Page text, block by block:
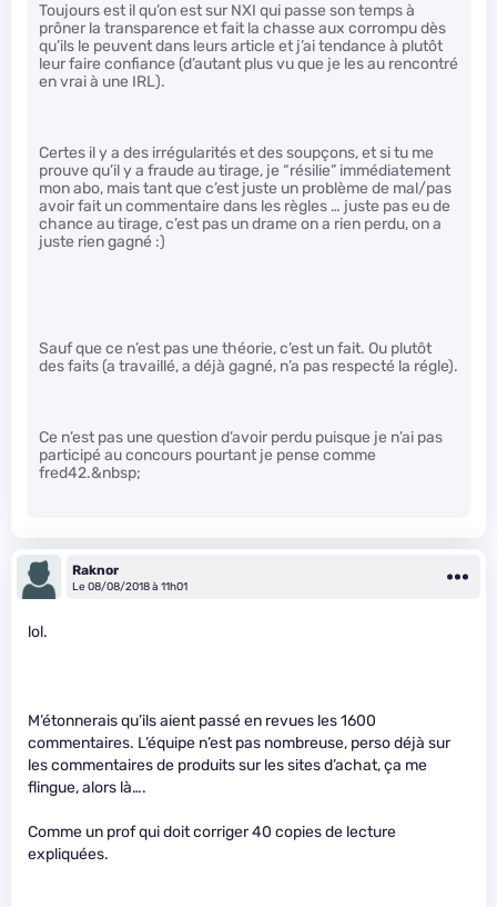
Toujours est il qu’on est sur NXI qui passe son temps à
prôner la transparence et fait la chasse aux corrompu dès
qu’ils le peuvent dans leurs article et j’ai tendance à plutôt
leur faire confiance (d’autant plus vu que je les au rencontré
en vrai à une IRL).
Certes il y a des irrégularités et des soupçons, et si tu me
prouve qu’il y a fraude au tirage, je “résilie” immédiatement
mon abo, mais tant que c’est juste un problème de mal/pas
avoir fait un commentaire dans les règles … juste pas eu de
chance au tirage, c’est pas un drame on a rien perdu, on a
juste rien gagné :)
Sauf que ce n’est pas une théorie, c’est un fait. Ou plutôt
des faits (a travaillé, a déjà gagné, n’a pas respecté la régle).
Ce n’est pas une question d’avoir perdu puisque je n’ai pas
participé au concours pourtant je pense comme
fred42.&nbsp;
Raknor
Le 08/08/2018 à 11h01
lol.
M’étonnerais qu’ils aient passé en revues les 1600
commentaires. L’équipe n’est pas nombreuse, perso déjà sur
les commentaires de produits sur les sites d’achat, ça me
flingue, alors là….
Comme un prof qui doit corriger 40 copies de lecture
expliquées.